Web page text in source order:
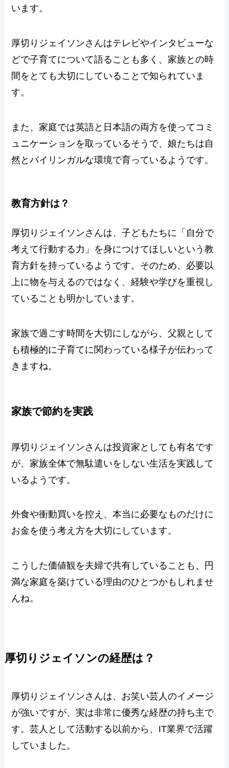
います。
厚切りジェイソンさんはテレビやインタビューな
どで子育てについて語ることも多く、家族との時
間をとても大切にしていることで知られていま
す。
また、家庭では英語と日本語の両方を使ってコミ
ュニケーションを取っているそうで、娘たちは自
然とバイリンガルな環境で育っているようです。
教育方針は？
厚切りジェイソンさんは、子どもたちに「自分で
考えて行動する力」を身につけてほしいという教
育方針を持っているようです。そのため、必要以
上に物を与えるのではなく、経験や学びを重視し
ていることも明かしています。
家族で過ごす時間を大切にしながら、父親として
も積極的に子育てに関わっている様子が伝わって
きますね。
家族で節約を実践
厚切りジェイソンさんは投資家としても有名です
が、家族全体で無駄遣いをしない生活を実践して
いるようです。
外食や衝動買いを控え、本当に必要なものだけに
お金を使う考え方を大切にしています。
こうした価値観を夫婦で共有していることも、円
満な家庭を築けている理由のひとつかもしれませ
んね。
厚切りジェイソンの経歴は？
厚切りジェイソンさんは、お笑い芸人のイメージ
が強いですが、実は非常に優秀な経歴の持ち主で
す。芸人として活動する以前から、IT業界で活躍
していました。